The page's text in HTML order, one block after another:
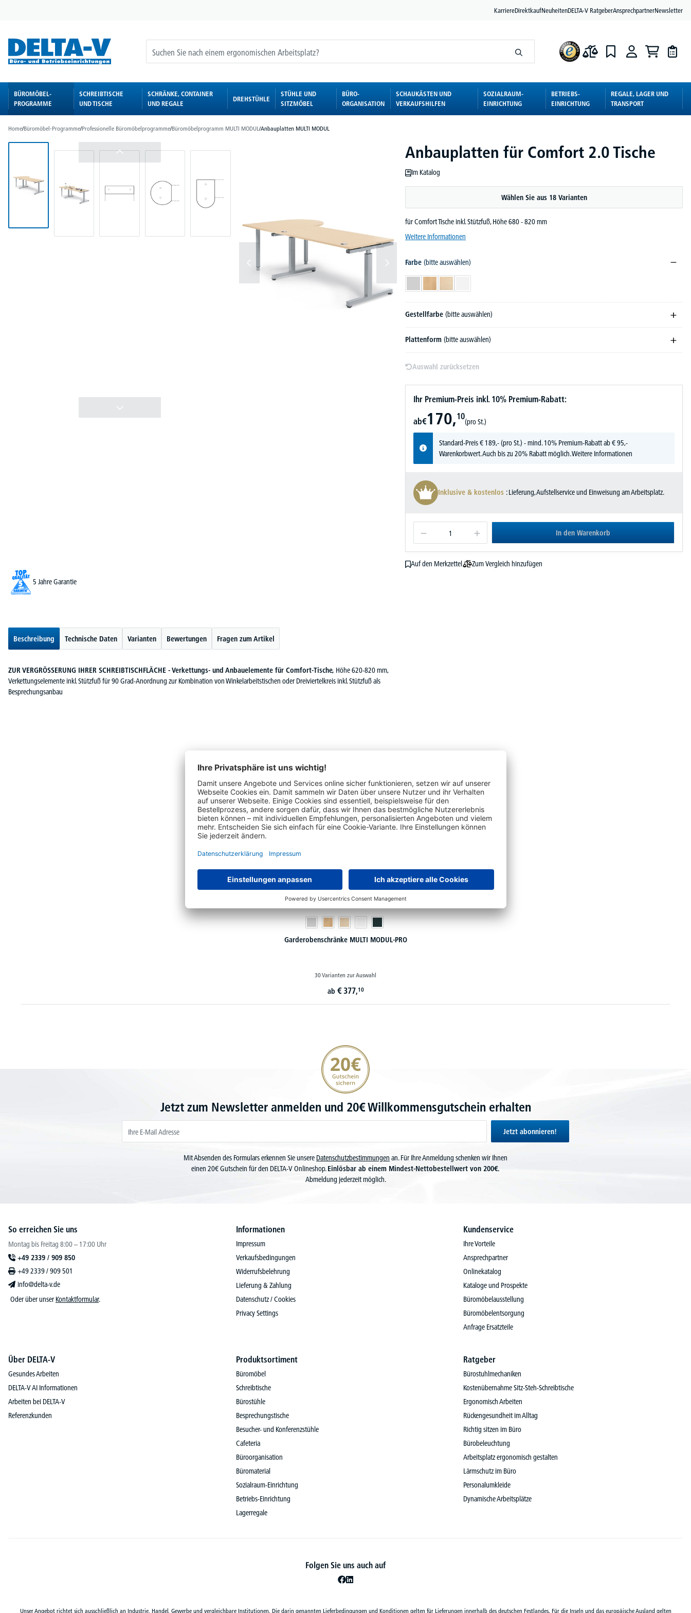
KarriereDirektkaufNeuheitenDELTA-V RatgeberAnsprechpartnerNewsletter
BÜROMÖBEL-
PROGRAMME
SCHREIBTISCHE
UND TISCHE
SCHRÄNKE, CONTAINER
UND REGALE
DREHSTÜHLE
STÜHLE UND
SITZMÖBEL
BÜRO-
ORGANISATION
SCHAUKÄSTEN UND
VERKAUFSHILFEN
SOZIALRAUM-
EINRICHTUNG
BETRIEBS-
EINRICHTUNG
REGALE, LAGER UND
TRANSPORT
Home/Büromöbel-Programme/Professionelle Büromöbelprogramme/Büromöbelprogramm MULTI MODUL/Anbauplatten MULTI MODUL
Anbauplatten für Comfort 2.0 Tische
Im Katalog
Wählen Sie aus 18 Varianten
für Comfort Tische inkl. Stützfuß, Höhe 680 - 820 mm
Weitere Informationen
Farbe (bitte auswählen)
Gestellfarbe (bitte auswählen)
Plattenform (bitte auswählen)
Auswahl zurücksetzen
Ihr Premium-Preis inkl. 10% Premium-Rabatt:
ab€170,10
(pro St.)
Standard-Preis€ 189,-(pro St.) - mind. 10% Premium-Rabatt ab € 95,-
Warenkorbwert. Auch bis zu 20% Rabatt möglich.Weitere Informationen
Inklusive & kostenlos : Lieferung, Aufstellservice und Einweisung am Arbeitsplatz.
In den Warenkorb
Auf den Merkzettel
Zum Vergleich hinzufügen
5 Jahre Garantie
Beschreibung Technische Daten Varianten Bewertungen Fragen zum Artikel
ZUR VERGRÖSSERUNG IHRER SCHREIBTISCHFLÄCHE - Verkettungs- und Anbauelemente für Comfort-Tische, Höhe 620-820 mm,
Verkettungselemente inkl. Stützfuß für 90 Grad-Anordnung zur Kombination von Winkelarbeitstischen oder Dreiviertelkreis inkl. Stützfuß als
Besprechungsanbau
Garderobenschränke MULTI MODUL-PRO
30 Varianten zur Auswahl
ab € 377,10
20€ Gutschein sichern
Jetzt zum Newsletter anmelden und 20€ Willkommensgutschein erhalten
Jetzt abonnieren!
Mit Absenden des Formulars erkennen Sie unsere Datenschutzbestimmungen an. Für Ihre Anmeldung schenken wir Ihnen
einen 20€ Gutschein für den DELTA-V Onlineshop.Einlösbar ab einem Mindest-Nettobestellwert von 200€.
Abmeldung jederzeit möglich.
So erreichen Sie uns
Montag bis Freitag 8:00 – 17:00 Uhr
+49 2339 / 909 850
+49 2339 / 909 501
info@delta-v.de
Oder über unser Kontaktformular.
Informationen
Impressum
Verkaufsbedingungen
Widerrufsbelehrung
Lieferung & Zahlung
Datenschutz / Cookies
Privacy Settings
Kundenservice
Ihre Vorteile
Ansprechpartner
Onlinekatalog
Kataloge und Prospekte
Büromöbelausstellung
Büromöbelentsorgung
Anfrage Ersatzteile
Über DELTA-V
Gesundes Arbeiten
DELTA-V AI Informationen
Arbeiten bei DELTA-V
Referenzkunden
Produktsortiment
Büromöbel
Schreibtische
Bürostühle
Besprechungstische
Besucher- und Konferenzstühle
Cafeteria
Büroorganisation
Büromaterial
Sozialraum-Einrichtung
Betriebs-Einrichtung
Lagerregale
Ratgeber
Bürostuhlmechaniken
Kostenübernahme Sitz-Steh-Schreibtische
Ergonomisch Arbeiten
Rückengesundheit im Alltag
Richtig sitzen im Büro
Bürobeleuchtung
Arbeitsplatz ergonomisch gestalten
Lärmschutz im Büro
Personalumkleide
Dynamische Arbeitsplätze
Folgen Sie uns auch auf
Unser Angebot richtet sich ausschließlich an Industrie, Handel, Gewerbe und vergleichbare Institutionen. Die darin genannten Lieferbedingungen und Konditionen gelten für Lieferungen innerhalb des deutschen Festlandes. Für die Inseln und das europäische Ausland gelten